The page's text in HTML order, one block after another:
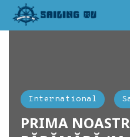
International
PRIMA